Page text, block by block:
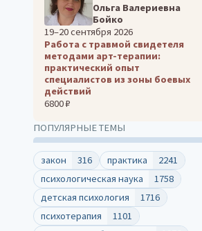
Ольга Валериевна
Бойко
19–20 сентября 2026
Работа с травмой свидетеля
методами арт-терапии:
практический опыт
специалистов из зоны боевых
действий
6800 ₽
ПОПУЛЯРНЫЕ ТЕМЫ
закон 316 практика
2241
психологическая наука
1758
детская психология
1716
психотерапия
1101